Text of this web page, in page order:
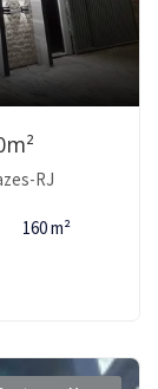
RJ
160 m²